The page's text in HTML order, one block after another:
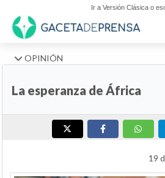
Ir a Versión Clásica o
OPINIÓN
La esperanza de África
19